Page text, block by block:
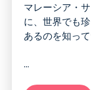
マレーシア・
に、世界でも
あるのを知っ
...